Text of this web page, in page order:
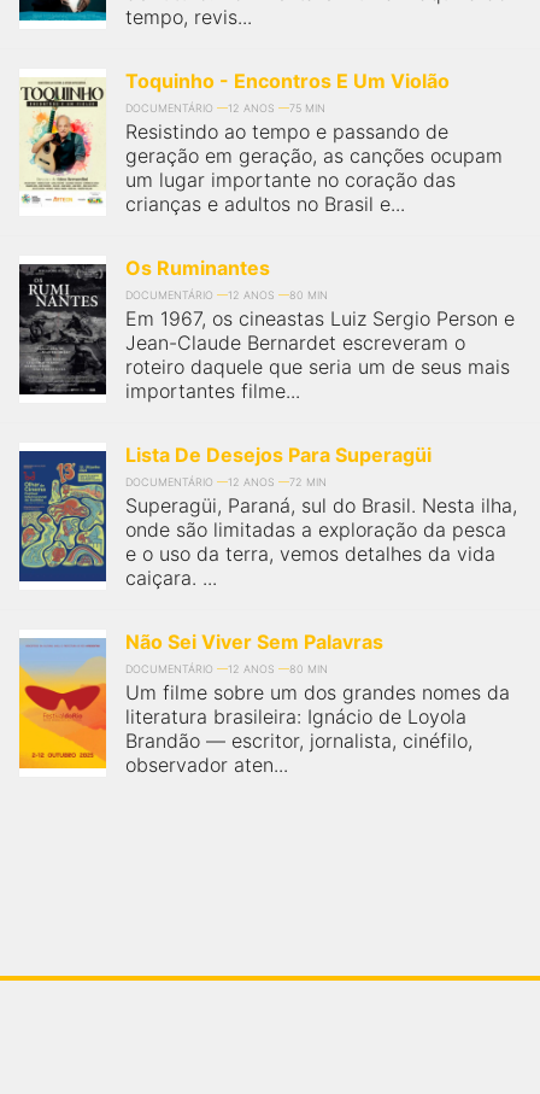
tempo, revis...
Toquinho - Encontros E Um Violão
DOCUMENTÁRIO 12 ANOS 75 MIN
Resistindo ao tempo e passando de
geração em geração, as canções ocupam
um lugar importante no coração das
crianças e adultos no Brasil e...
Os Ruminantes
DOCUMENTÁRIO 12 ANOS 80 MIN
Em 1967, os cineastas Luiz Sergio Person e
Jean-Claude Bernardet escreveram o
roteiro daquele que seria um de seus mais
importantes filme...
Lista De Desejos Para Superagüi
DOCUMENTÁRIO 12 ANOS 72 MIN
Superagüi, Paraná, sul do Brasil. Nesta ilha,
onde são limitadas a exploração da pesca
e o uso da terra, vemos detalhes da vida
caiçara. ...
Não Sei Viver Sem Palavras
DOCUMENTÁRIO 12 ANOS 80 MIN
Um filme sobre um dos grandes nomes da
literatura brasileira: Ignácio de Loyola
Brandão — escritor, jornalista, cinéfilo,
observador aten...